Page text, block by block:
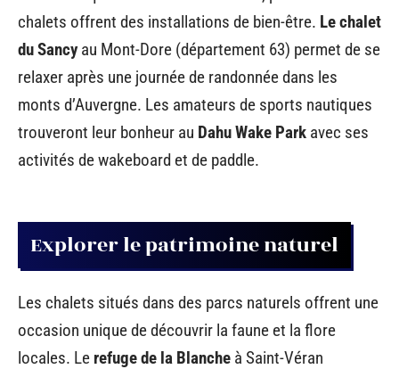
chalets offrent des installations de bien-être. Le chalet
du Sancyau Mont-Dore (département 63) permet de se
relaxer après une journée de randonnée dans les
monts d’Auvergne. Les amateurs de sports nautiques
trouveront leur bonheur au Dahu Wake Park avec ses
activités de wakeboard et de paddle.
Explorer le patrimoine naturel
Les chalets situés dans des parcs naturels offrent une
occasion unique de découvrir la faune et la flore
locales. Le refuge de la Blanche à Saint-Véran